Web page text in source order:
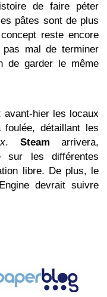
de faire péter
pâtes sont de plus
reste encore
mal de terminer
de garder le même
avant-hier les locaux
détaillant les
. Steam arrivera,
sur les différentes
libre. De plus, le
devrait suivre